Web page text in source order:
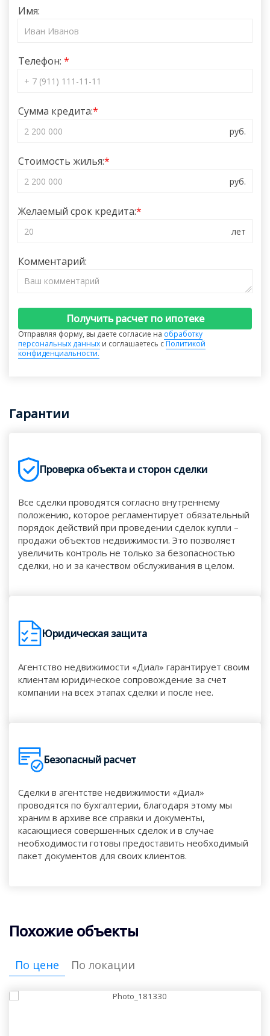
Имя:
Телефон:
Сумма кредита:
Стоимость жилья:
Желаемый срок кредита:
Комментарий:
Получить расчет по ипотеке
Отправляя форму, вы даете согласие на обработку
персональных данных и соглашаетесь сПолитикой
конфиденциальности.
Гарантии
Проверка объекта и сторон сделки
Все сделки проводятся согласно внутреннему
положению, которое регламентирует обязательный
порядок действий при проведении сделок купли –
продажи объектов недвижимости. Это позволяет
увеличить контроль не только за безопасностью
сделки, но и за качеством обслуживания в целом.
Юридическая защита
Агентство недвижимости «Диал» гарантирует своим
клиентам юридическое сопровождение за счет
компании на всех этапах сделки и после нее.
Безопасный расчет
Сделки в агентстве недвижимости «Диал»
проводятся по бухгалтерии, благодаря этому мы
храним в архиве все справки и документы,
касающиеся совершенных сделок и в случае
необходимости готовы предоставить необходимый
пакет документов для своих клиентов.
Похожие объекты
По цене По локации